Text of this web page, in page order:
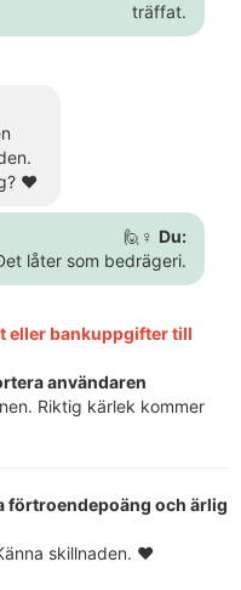
träffat.
❤️
🙋♀️ Du:
låter som bedrägeri.
eller bankuppgifter till
användaren
Riktig kärlek kommer
förtroendepoäng och ärlig
skillnaden. ❤️